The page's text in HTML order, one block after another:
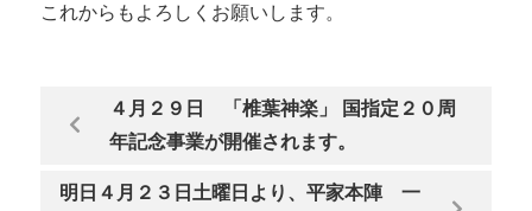
これからもよろしくお願いします。
４月２９日 「椎葉神楽」 国指定２０周
年記念事業が開催されます。
明日４月２３日土曜日より、平家本陣 一